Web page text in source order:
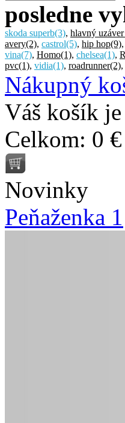
posledne
skoda superb(3), hlavný
avery(2), castrol(5), hip hop(9),
vina(7), Homo(1), chelsea(1),
pvc(1), vidia(1), roadrunner(2),
Nákupný
Váš košík
Celkom: 0 €
Novinky
Peňaženka 1